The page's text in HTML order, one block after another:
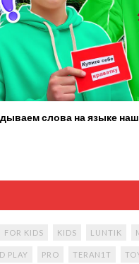
слова на языке
FOR KIDS KIDS LUNTIK
PLAY PRO TERAN1T